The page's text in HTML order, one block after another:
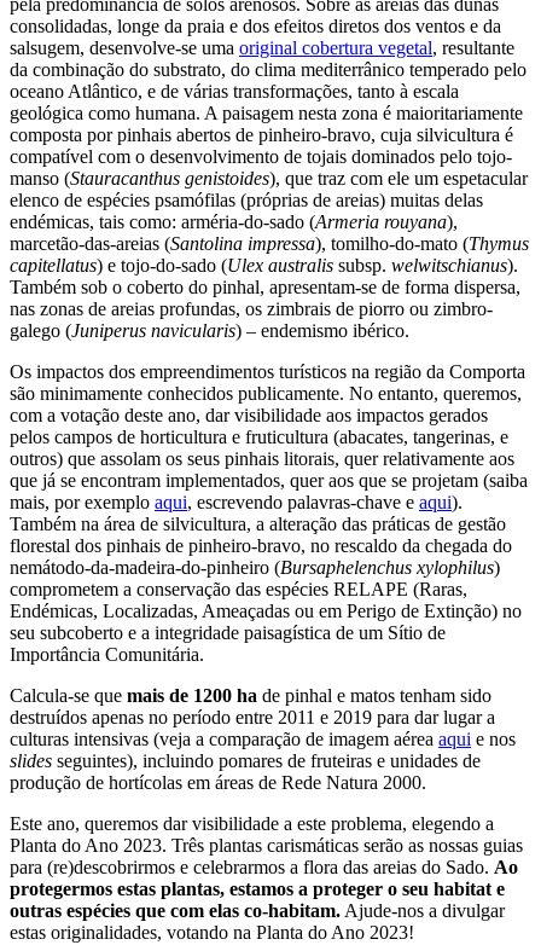
pela predominância de solos arenosos. Sobre as areias das dunas
consolidadas, longe da praia e dos efeitos diretos dos ventos e da
salsugem, desenvolve-se uma original cobertura vegetal, resultante
da combinação do substrato, do clima mediterrânico temperado pelo
oceano Atlântico, e de várias transformações, tanto à escala
geológica como humana. A paisagem nesta zona é maioritariamente
composta por pinhais abertos de pinheiro-bravo, cuja silvicultura é
compatível com o desenvolvimento de tojais dominados pelo tojo-
manso (Stauracanthus genistoides), que traz com ele um espetacular
elenco de espécies psamófilas (próprias de areias) muitas delas
endémicas, tais como: arméria-do-sado (Armeria rouyana),
marcetão-das-areias (Santolina impressa), tomilho-do-mato (Thymus
capitellatus) e tojo-do-sado (Ulex australis subsp. welwitschianus).
Também sob o coberto do pinhal, apresentam-se de forma dispersa,
nas zonas de areias profundas, os zimbrais de piorro ou zimbro-
galego (Juniperus navicularis) – endemismo ibérico.
Os impactos dos empreendimentos turísticos na região da Comporta
são minimamente conhecidos publicamente. No entanto, queremos,
com a votação deste ano, dar visibilidade aos impactos gerados
pelos campos de horticultura e fruticultura (abacates, tangerinas, e
outros) que assolam os seus pinhais litorais, quer relativamente aos
que já se encontram implementados, quer aos que se projetam (saiba
mais, por exemplo aqui, escrevendo palavras-chave e aqui).
Também na área de silvicultura, a alteração das práticas de gestão
florestal dos pinhais de pinheiro-bravo, no rescaldo da chegada do
nemátodo-da-madeira-do-pinheiro (Bursaphelenchus xylophilus)
comprometem a conservação das espécies RELAPE (Raras,
Endémicas, Localizadas, Ameaçadas ou em Perigo de Extinção) no
seu subcoberto e a integridade paisagística de um Sítio de
Importância Comunitária.
Calcula-se que mais de 1200 ha de pinhal e matos tenham sido
destruídos apenas no período entre 2011 e 2019 para dar lugar a
culturas intensivas (veja a comparação de imagem aérea aqui e nos
slides seguintes), incluindo pomares de fruteiras e unidades de
produção de hortícolas em áreas de Rede Natura 2000.
Este ano, queremos dar visibilidade a este problema, elegendo a
Planta do Ano 2023. Três plantas carismáticas serão as nossas guias
para (re)descobrirmos e celebrarmos a flora das areias do Sado. Ao
protegermos estas plantas, estamos a proteger o seu habitat e
outras espécies que com elas co-habitam.Ajude-nos a divulgar
estas originalidades, votando na Planta do Ano 2023!